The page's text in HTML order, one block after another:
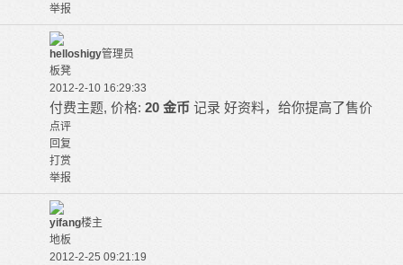
举报
helloshigy管理员
板凳
2012-2-10 16:29:33
付费主题, 价格: 20 金币 记录 好资料，给你提高了售价
点评
回复
打赏
举报
yifang楼主
地板
2012-2-25 09:21:19